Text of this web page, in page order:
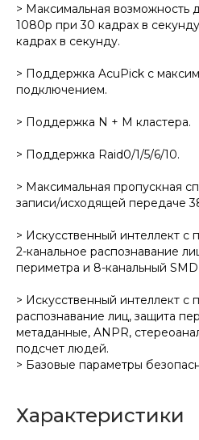
> Максимальная возможность
1080p при 30 кадрах в
кадрах в секунду.
> Поддержка AcuPick с
подключением.
> Поддержка N + M кластера.
> Поддержка Raid0/1/5/6/10.
> Максимальная пропускная
записи/исходящей передаче
> Искусственный интеллект с
2-канальное распознавание
периметра и 8-канальный
> Искусственный интеллект
распознавание лиц, защита
метаданные, ANPR,
подсчет людей.
> Базовые параметры
Характеристики